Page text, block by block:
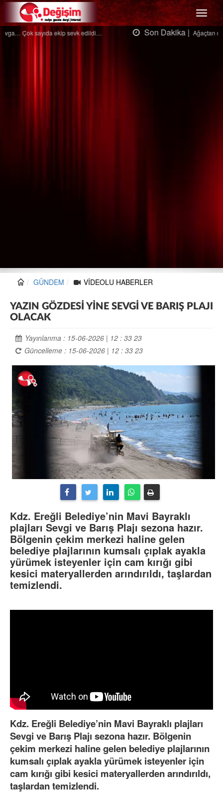
Menü
Son Dakika |Ağaçtan düştü…
GÜNDEM VİDEOLU HABERLER
YAZIN GÖZDESİ YİNE SEVGİ VE BARIŞ PLAJI
OLACAK
Yayınlanma : 15-06-2026 | 12 : 33 23
Güncelleme : 15-06-2026 | 12 : 33 23
Kdz. Ereğli Belediye’nin Mavi Bayraklı
plajları Sevgi ve Barış Plajı sezona hazır.
Bölgenin çekim merkezi haline gelen
belediye plajlarının kumsalı çıplak ayakla
yürümek isteyenler için cam kırığı gibi
kesici materyallerden arındırıldı, taşlardan
temizlendi.
Kdz. Ereğli Belediye’nin Mavi Bayraklı plajları
Sevgi ve Barış Plajı sezona hazır. Bölgenin
çekim merkezi haline gelen belediye plajlarının
kumsalı çıplak ayakla yürümek isteyenler için
cam kırığı gibi kesici materyallerden arındırıldı,
taşlardan temizlendi.